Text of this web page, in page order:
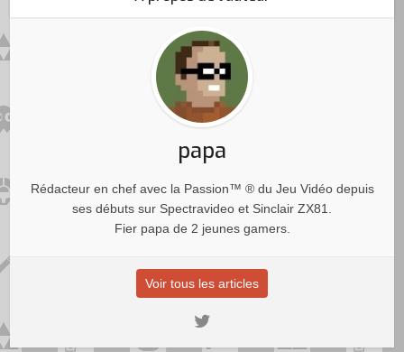
papa
Rédacteur en chef avec la Passion™ ® du Jeu Vidéo depuis
ses débuts sur Spectravideo et Sinclair ZX81.
Fier papa de 2 jeunes gamers.
Voir tous les articles